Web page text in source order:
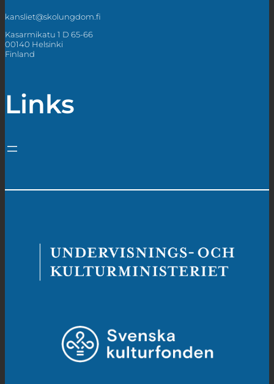
kansliet@skolungdom.fi
Kasarmikatu 1 D 65-66
00140 Helsinki
Finland
Links